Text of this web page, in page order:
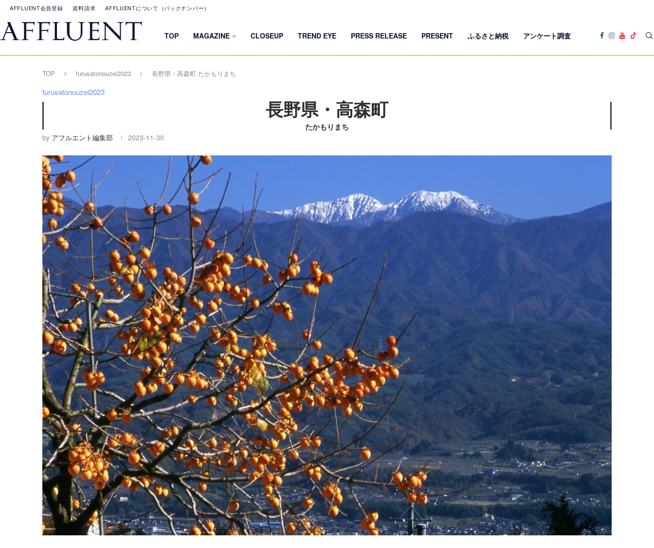
AFFLUENT会員登録 資料請求 AFFLUENTについて（バックナンバー）
TOP MAGAZINE CLOSEUP TREND EYE PRESS RELEASE PRESENT ふるさと納税 アンケート調査
TOP furusatonouzei2023 長野県・高森町 たかもりまち
furusatonouzei2023
長野県・高森町
たかもりまち
by アフルエント編集部 2023-11-30